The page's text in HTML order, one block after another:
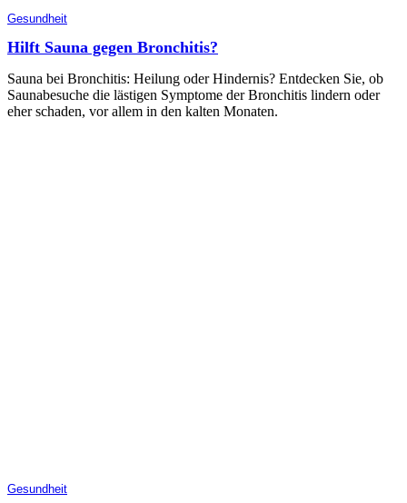
Gesundheit
Hilft Sauna gegen Bronchitis?
Sauna bei Bronchitis: Heilung oder Hindernis? Entdecken Sie, ob
Saunabesuche die lästigen Symptome der Bronchitis lindern oder
eher schaden, vor allem in den kalten Monaten.
Gesundheit